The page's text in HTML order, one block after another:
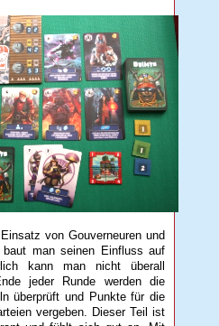
von Gouverneuren und
man seinen Einfluss auf
kann man nicht überall
jeder Runde werden die
überprüft und Punkte für die
vergeben. Dieser Teil ist